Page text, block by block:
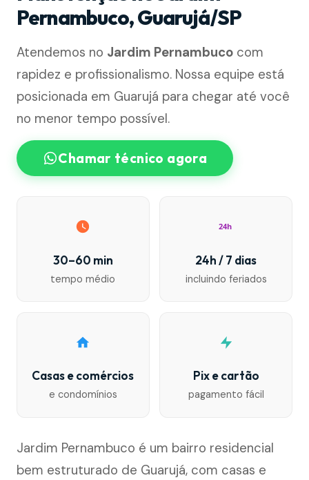
Pernambuco, Guarujá/SP
Atendemos no Jardim Pernambuco com
rapidez e profissionalismo. Nossa equipe está
posicionada em Guarujá para chegar até você
no menor tempo possível.
Chamar técnico agora
30–60 min
tempo médio
24h
24h / 7 dias
incluindo feriados
Casas e comércios
e condomínios
Pix e cartão
pagamento fácil
Jardim Pernambuco é um bairro residencial
bem estruturado de Guarujá, com casas e